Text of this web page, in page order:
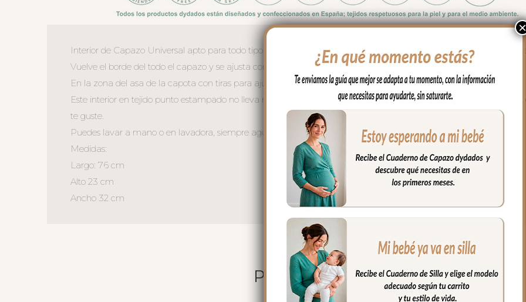
Interior de Capazo Universal apto para todo tipo de capazos que no lleven la capota unida al capazo mediante
Vuelve el borde del todo el capazo y se ajusta con goma.
En la zona del asa de la capota con tiras para ajustar bien.
Este interior en tejido punto estampado no lleva relleno y lo puedes usar con el colchón arriba o con el colchón
te guste.
Puedes lavar a mano o en lavadora, siempre agua fría, jabones no abrasivos y secado al natural.
Medidas:
Largo: 76 cm
Alto 23 cm
Ancho 32 cm
PRODUCTOS RELACIONADOS
×